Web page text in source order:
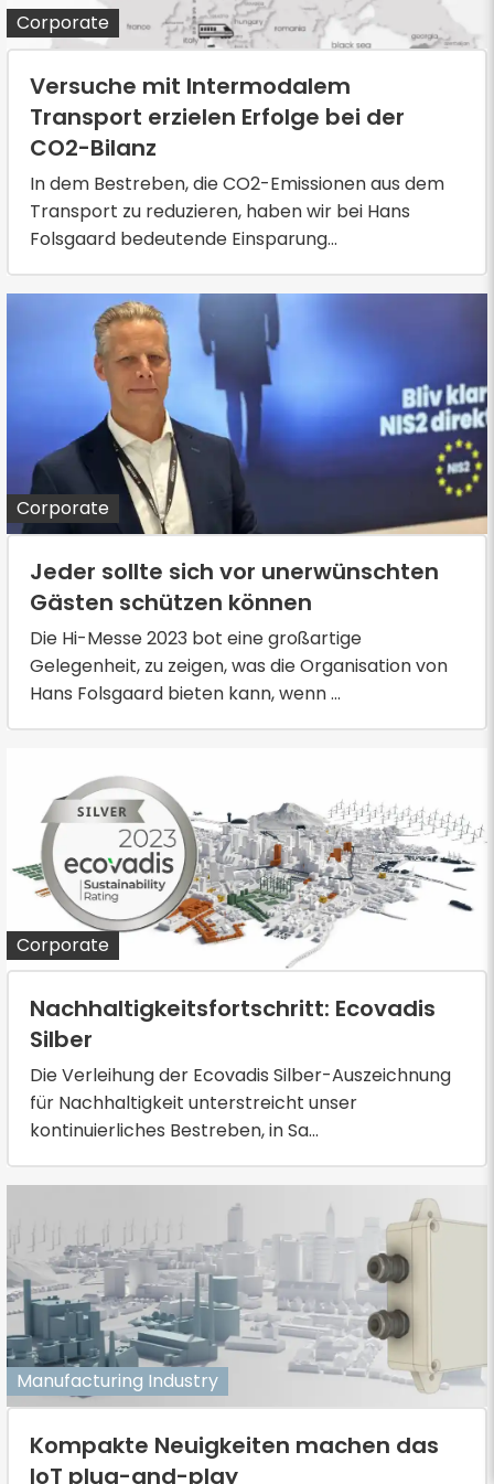
Corporate
Versuche mit Intermodalem
Transport erzielen Erfolge bei der
CO2-Bilanz
In dem Bestreben, die CO2-Emissionen aus dem
Transport zu reduzieren, haben wir bei Hans
Folsgaard bedeutende Einsparung...
Corporate
Jeder sollte sich vor unerwünschten
Gästen schützen können
Die Hi-Messe 2023 bot eine großartige
Gelegenheit, zu zeigen, was die Organisation von
Hans Folsgaard bieten kann, wenn ...
Corporate
Nachhaltigkeitsfortschritt: Ecovadis
Silber
Die Verleihung der Ecovadis Silber-Auszeichnung
für Nachhaltigkeit unterstreicht unser
kontinuierliches Bestreben, in Sa...
Manufacturing Industry
Kompakte Neuigkeiten machen das
IoT plug-and-play